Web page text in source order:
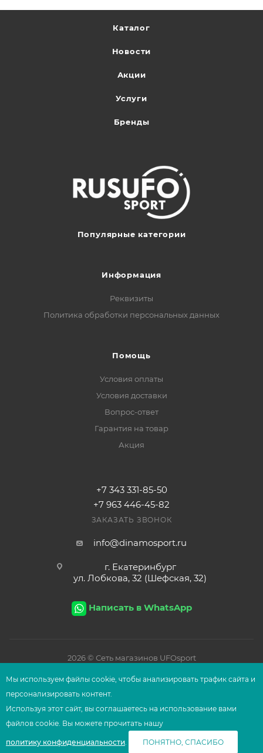
Каталог
Новости
Акции
Услуги
Бренды
Популярные категории
Информация
Реквизиты
Политика обработки персональных данных
Помощь
Условия оплаты
Условия доставки
Вопрос-ответ
Гарантия на товар
Акция
+7 343 331-85-50
+7 963 446-45-82
ЗАКАЗАТЬ ЗВОНОК
info@dinamosport.ru
г. Екатеринбург
ул. Лобкова, 32 (Шефская, 32)
Написать в WhatsApp
2026© Сеть магазинов UFOsport
Мы используем файлы сооkіе, чтобы анализировать трафик сайта и
персонализировать контент.
Используя этот сайт, вы соглашаетесь на использование вами
файлов сооkіе. Вы можете прочитать нашу
политику конфиденциальности.
ПОНЯТНО, СПАСИБО